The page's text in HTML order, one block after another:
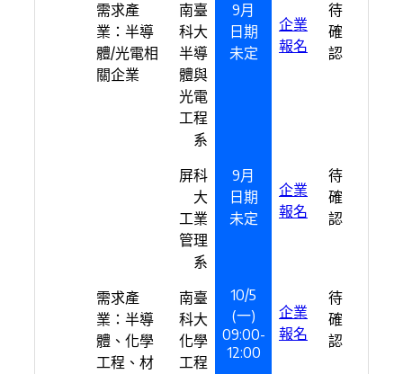
需求產
業：半導
體/光電相
關企業
南臺
科大
半導
體與
光電
工程
系
9月
日期
未定
企業
報名
待
確
認
屏科
大
工業
管理
系
9月
日期
未定
企業
報名
待
確
認
需求產
業：半導
體、化學
工程、材
南臺
科大
化學
工程
10/5
(一)
09:00-
12:00
企業
報名
待
確
認